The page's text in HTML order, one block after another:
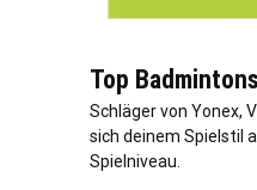
Top
Schläger von Yonex,
sich deinem Spielstil
Spielniveau.